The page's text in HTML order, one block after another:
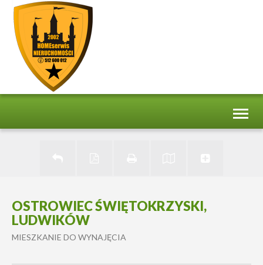
OSTROWIEC ŚWIĘTOKRZYSKI,
LUDWIKÓW
MIESZKANIE DO WYNAJĘCIA